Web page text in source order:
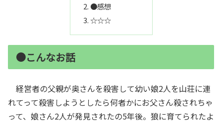
●感想
☆☆☆
●こんなお話
経営者の父親が奥さんを殺害して幼い娘2人を山荘に連
れてって殺害しようとしたら何者かにお父さん殺されちゃ
って、娘さん2人が発見されたの5年後。狼に育てられたよ